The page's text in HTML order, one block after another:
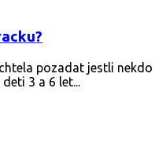
pozadat jestli nekdo
3 a 6 let...